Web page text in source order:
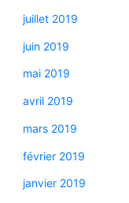
juillet 2019
juin 2019
mai 2019
avril 2019
mars 2019
février 2019
janvier 2019